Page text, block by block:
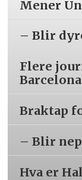
Mener
– Blir
Flere
Braktap
– Blir
Hva er